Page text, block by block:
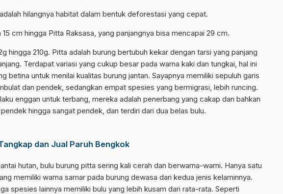
hilangnya habitat dalam bentuk deforestasi yang cepat.
cm hingga Pitta Raksasa, yang panjangnya bisa mencapai 29 cm.
hingga 210g. Pitta adalah burung bertubuh kekar dengan tarsi yang panjang
Terdapat variasi yang cukup besar pada warna kaki dan tungkai, hal ini
betina untuk menilai kualitas burung jantan. Sayapnya memiliki sepuluh garis
dan pendek, sedangkan empat spesies yang bermigrasi, lebih runcing.
enggan untuk terbang, mereka adalah penerbang yang cakap dan bahkan
hingga sangat pendek, dan terdiri dari dua belas bulu.
dan Jual Paruh Bengkok
hutan, bulu burung pitta sering kali cerah dan berwarna-warni. Hanya satu
memiliki warna samar pada burung dewasa dari kedua jenis kelaminnya.
spesies lainnya memiliki bulu yang lebih kusam dari rata-rata. Seperti